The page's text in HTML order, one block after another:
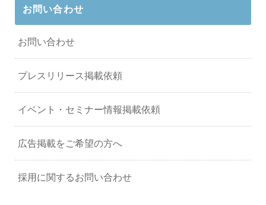
お問い合わせ
お問い合わせ
プレスリリース掲載依頼
イベント・セミナー情報掲載依頼
広告掲載をご希望の方へ
採用に関するお問い合わせ